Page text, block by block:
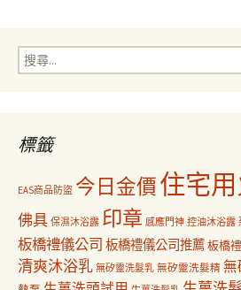
覽
搜
尋
標籤
EAS商品防盜 今日金價住宅
佛具 保濕沐浴露 印章 感應門神 控油沐浴露
板橋禮儀公司 板橋禮儀公司推薦板橋
清爽沐浴乳 無矽靈洗髮乳 無矽靈洗髮精 無